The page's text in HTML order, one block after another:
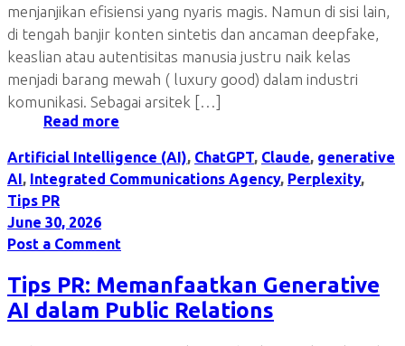
menjanjikan efisiensi yang nyaris magis. Namun di sisi lain,
di tengah banjir konten sintetis dan ancaman deepfake,
keaslian atau autentisitas manusia justru naik kelas
menjadi barang mewah ( luxury good) dalam industri
komunikasi. Sebagai arsitek […]
Read more
Artificial Intelligence (AI), ChatGPT, Claude, generative
AI, Integrated Communications Agency, Perplexity,
Tips PR
June 30, 2026
Post a Comment
Tips PR: Memanfaatkan Generative
AI dalam Public Relations